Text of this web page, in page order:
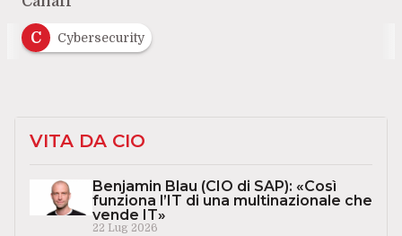
C Cybersecurity
VITA DA CIO
Benjamin Blau (CIO di SAP): «Così
funziona l’IT di una multinazionale che
vende IT»
22 Lug 2026